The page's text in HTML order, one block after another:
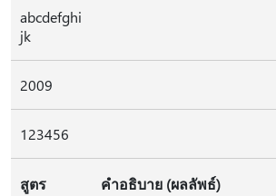
abcdefghi
jk
2009
123456
สูตร คำอธิบาย (ผลลัพธ์)